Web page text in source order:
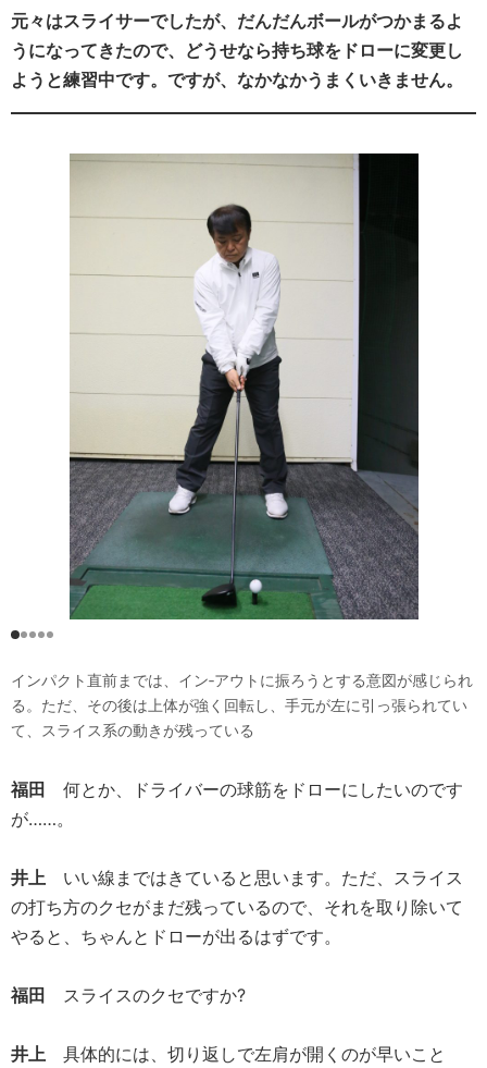
元々はスライサーでしたが、だんだんボールがつかまるよ
うになってきたので、どうせなら持ち球をドローに変更し
ようと練習中です。ですが、なかなかうまくいきません。
インパクト直前までは、イン‐アウトに振ろうとする意図が感じられ
る。ただ、その後は上体が強く回転し、手元が左に引っ張られてい
て、スライス系の動きが残っている
福田 何とか、ドライバーの球筋をドローにしたいのです
が……。
井上 いい線まではきていると思います。ただ、スライス
の打ち方のクセがまだ残っているので、それを取り除いて
やると、ちゃんとドローが出るはずです。
福田 スライスのクセですか?
井上 具体的には、切り返しで左肩が開くのが早いこと